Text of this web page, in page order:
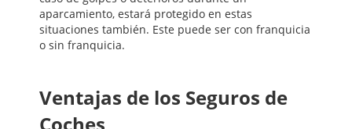
aparcamiento, estará protegido en estas
situaciones también. Este puede ser con franquicia
o sin franquicia.
Ventajas de los Seguros de
Coches